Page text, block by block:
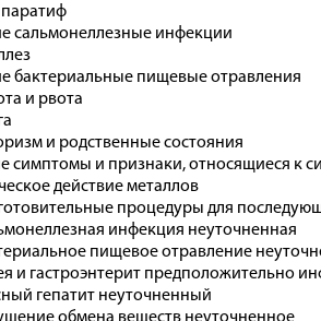
сальмонеллезные инфекции
бактериальные пищевые отравления
и рвота
и родственные состояния
симптомы и признаки, относящиеся к
действие металлов
процедуры для
инфекция неуточненная
пищевое отравление
и гастроэнтерит предположительно
гепатит неуточненный